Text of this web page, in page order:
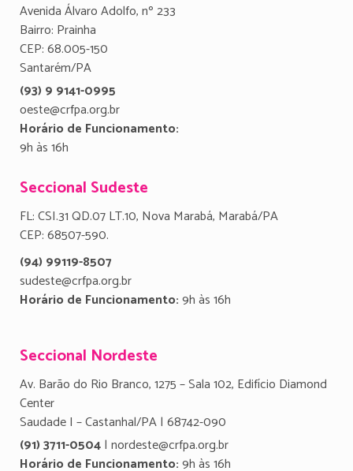
Avenida Álvaro Adolfo, nº 233
Bairro: Prainha
CEP: 68.005-150
Santarém/PA
(93) 9 9141-0995
oeste@crfpa.org.br
Horário de Funcionamento:
9h às 16h
Seccional Sudeste
FL: CSI.31 QD.07 LT.10, Nova Marabá, Marabá/PA
CEP: 68507-590.
(94) 99119-8507
sudeste@crfpa.org.br
Horário de Funcionamento:9h às 16h
Seccional Nordeste
Av. Barão do Rio Branco, 1275 – Sala 102, Edifício Diamond
Center
Saudade I – Castanhal/PA | 68742-090
(91) 3711-0504| nordeste@crfpa.org.br
Horário de Funcionamento:9h às 16h